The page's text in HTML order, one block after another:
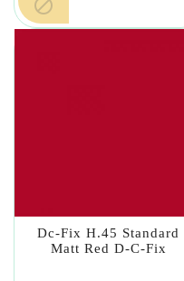

Dc-Fix H.45 Standard
Matt Red D-C-Fix